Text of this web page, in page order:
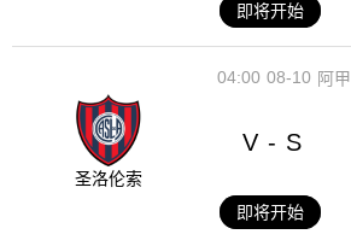
即将开始
08-10
04:00 阿甲
圣洛伦索
V - S
即将开始